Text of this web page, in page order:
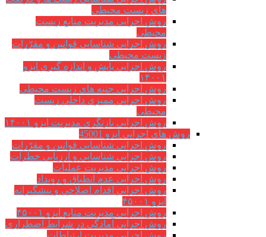
های زیست محیطی
روش اجرایی مدیریت منابع زیست
محیطی
روش اجرایی شناسایی قوانین و مقرّرات
زیست محیطی
روش اجرایی پایش و اندازه گیری ایزو
۱۴۰۰۱
روش اجرایی جنبه های زیست محیطی
روش اجرایی ممیزی داخلی زیست
محیطی
روش اجرایی بازنگری مدیریت ایزو ۱۴۰۰۱
روش های اجرایی ایزو 45001
روش اجرایی شناسایی قوانین و مقرّرات
روش اجرایی شناسایی و ارزیابی خطرات
روش اجرایی مدیریت عملیات
روش اجرایی عدم انطباق و رویداد
روش اجرایی اقدام اصلاحی و پیشگیرانه
ایزو ۴۵۰۰۱
روش اجرایی مدیریت منابع ایزو ۴۵۰۰۱
روش اجرایی آمادگی در شرایط اضطراری
روش اجرایی مدیریت ارتباطات